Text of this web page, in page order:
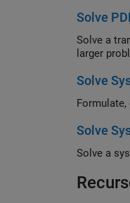
Solve
Solve a
larger
Solve
Solve
Solve a